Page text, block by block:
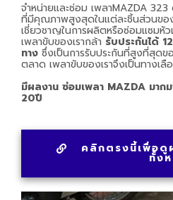
จำหน่ายและซ่อม เพลาMAZDA
ที่มีคุณภาพสูงสุดในแต่ละชิ้นส่วนขอ
เชี่ยวชาญในการผลิตหรือซ่อมแซมหั
เพลาขับของเรากล้า รับประกันได้
ทาง ซึ่งเป็นการรับประกันที่สูงที่สุดข
ตลาด เพลาขับของเราจึงเป็นทางเ
มีผลงาน ซ่อมเพลา MAZDA มาก
20ปี
คลิกตรงนี้เพื่อดู
ทั้ง